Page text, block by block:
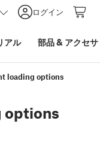
ログイン
アル 部品& アクセ
loading options
options